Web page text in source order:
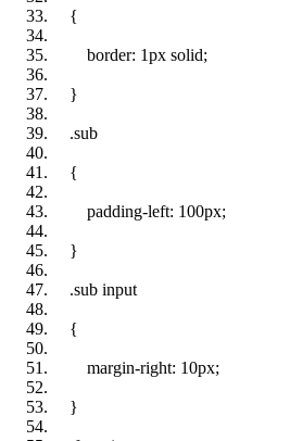
{
border: 1px solid;
}
.sub
{
padding-left: 100px;
}
.sub input
{
margin-right: 10px;
}